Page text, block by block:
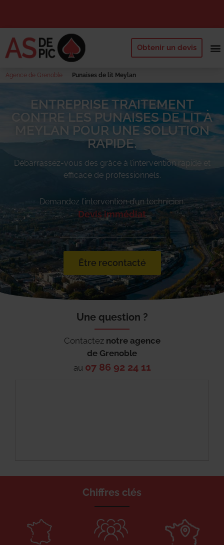
Obtenir un devis
Agence de Grenoble Punaises de lit Meylan
ENTREPRISE TRAITEMENT
CONTRE LES PUNAISES DE LIT À
MEYLAN POUR UNE SOLUTION
RAPIDE.
Débarrassez-vous des grâce à l’intervention rapide et
efficace de professionnels.
Demandez l’intervention d’un technicien.
Devis immédiat
Être recontacté
Une question ?
Contactez notre agence
de Grenoble
au 07 86 92 24 11
Chiffres clés